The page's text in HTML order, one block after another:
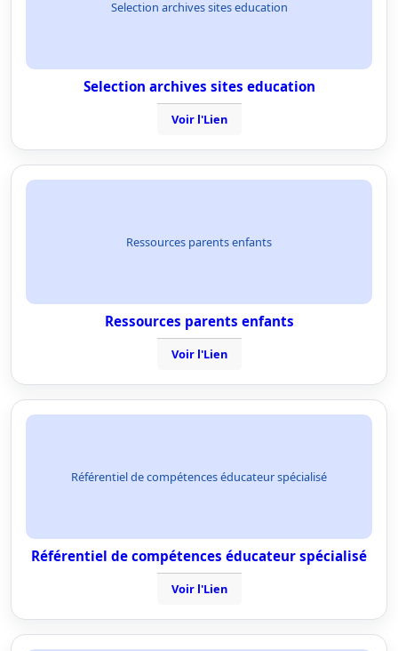
Selection archives sites education
Selection archives sites education
Voir l'Lien
Ressources parents enfants
Ressources parents enfants
Voir l'Lien
Référentiel de compétences éducateur spécialisé
Référentiel de compétences éducateur spécialisé
Voir l'Lien